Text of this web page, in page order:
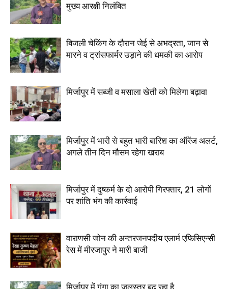
मुख्य आरक्षी निलंबित
बिजली चेकिंग के दौरान जेई से अभद्रता, जान से
मारने व ट्रांसफार्मर उड़ाने की धमकी का आरोप
मिर्जापुर में सब्जी व मसाला खेती को मिलेगा बढ़ावा
मिर्जापुर में भारी से बहुत भारी बारिश का ऑरेंज अलर्ट,
अगले तीन दिन मौसम रहेगा खराब
मिर्जापुर में दुष्कर्म के दो आरोपी गिरफ्तार, 21 लोगों
पर शांति भंग की कार्रवाई
वाराणसी जोन की अन्तरजनपदीय एलार्म एफिसिएन्सी
रेस में मीरजापुर ने मारी बाजी
मिर्जापुर में गंगा का जलस्तर बढ़ रहा है